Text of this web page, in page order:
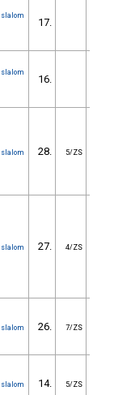
slalom
17.
slalom
16.
slalom 28. 5/ZS
slalom 27. 4/ZS
slalom 26. 7/ZS
slalom 14. 5/ZS